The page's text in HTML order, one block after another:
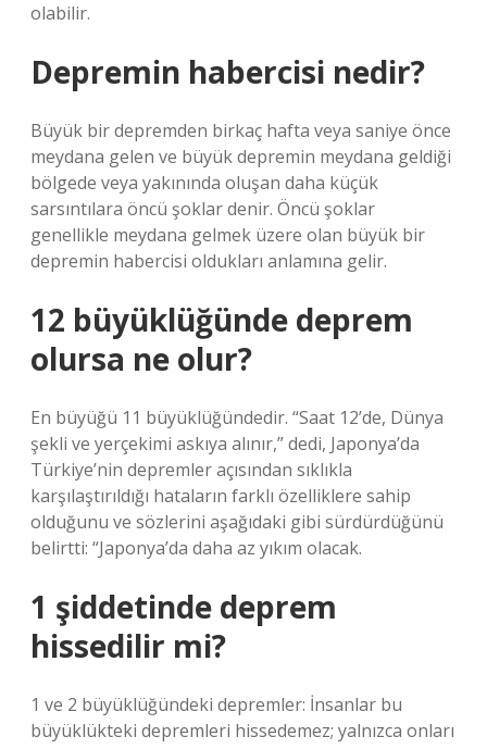
olabilir.
Depremin habercisi nedir?
Büyük bir depremden birkaç hafta veya saniye önce
meydana gelen ve büyük depremin meydana geldiği
bölgede veya yakınında oluşan daha küçük
sarsıntılara öncü şoklar denir. Öncü şoklar
genellikle meydana gelmek üzere olan büyük bir
depremin habercisi oldukları anlamına gelir.
12 büyüklüğünde deprem
olursa ne olur?
En büyüğü 11 büyüklüğündedir. “Saat 12’de, Dünya
şekli ve yerçekimi askıya alınır,” dedi, Japonya’da
Türkiye’nin depremler açısından sıklıkla
karşılaştırıldığı hataların farklı özelliklere sahip
olduğunu ve sözlerini aşağıdaki gibi sürdürdüğünü
belirtti: “Japonya’da daha az yıkım olacak.
1 şiddetinde deprem
hissedilir mi?
1 ve 2 büyüklüğündeki depremler: İnsanlar bu
büyüklükteki depremleri hissedemez; yalnızca onları